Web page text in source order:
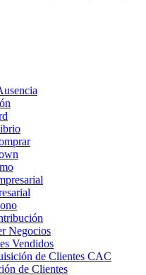
Negocios
Vendidos
de Clientes CAC
de Clientes